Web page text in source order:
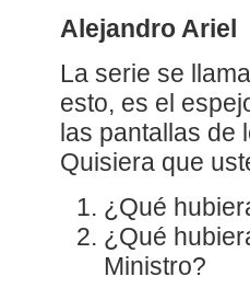
Alejandro Ariel
La serie se llama
esto, es el
las pantallas de
Quisiera que
¿Qué
¿Qué
Ministro?